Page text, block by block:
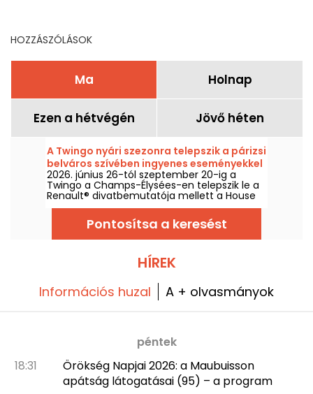
HOZZÁSZÓLÁSOK
Ma Holnap
Ezen a hétvégén Jövő héten
A Twingo nyári szezonra telepszik a párizsi
belváros szívében ingyenes eseményekkel
(kiállítás, stand-up, DJ-setek...)
2026. június 26-tól szeptember 20-ig a
Twingo a Champs-Élysées-en telepszik le a
Renault® divatbemutatója mellett a House
of Frog élményével. Au programme : egy
immersív kiállítás, stand-up, DJ-setek,
beszélgetések, és még számos egyéb
tevékenység és program. A belépés
előzetes regisztrációval lehet hozzáférni (a
cikkben található link).
Pontosítsa a keresést
HÍREK
Információs huzal A + olvasmányok
péntek
18:31
Örökség Napjai 2026: a Maubuisson
apátság látogatásai (95) – a program